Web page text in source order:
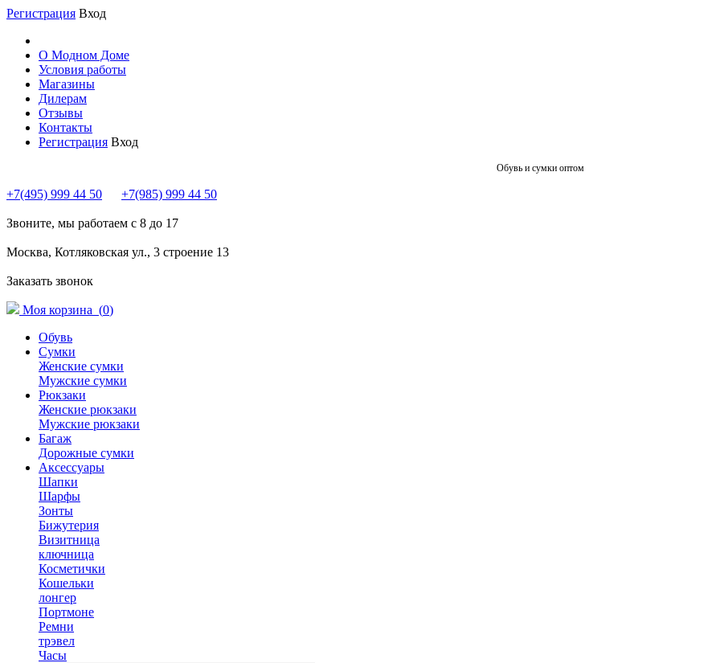
Регистрация Вход
О Модном Доме
Условия работы
Магазины
Дилерам
Отзывы
Контакты
Регистрация Вход
Обувь и сумки оптом
+7(495) 999 44 50 +7(985) 999 44 50
Звоните, мы работаем с 8 до 17
Москва, Котляковская ул., 3 строение 13
Заказать звонок
Моя корзина (0)
Обувь
Сумки
Женские сумки
Мужские сумки
Рюкзаки
Женские рюкзаки
Мужские рюкзаки
Багаж
Дорожные сумки
Аксессуары
Шапки
Шарфы
Зонты
Бижутерия
Визитница
ключница
Косметички
Кошельки
лонгер
Портмоне
Ремни
трэвел
Часы